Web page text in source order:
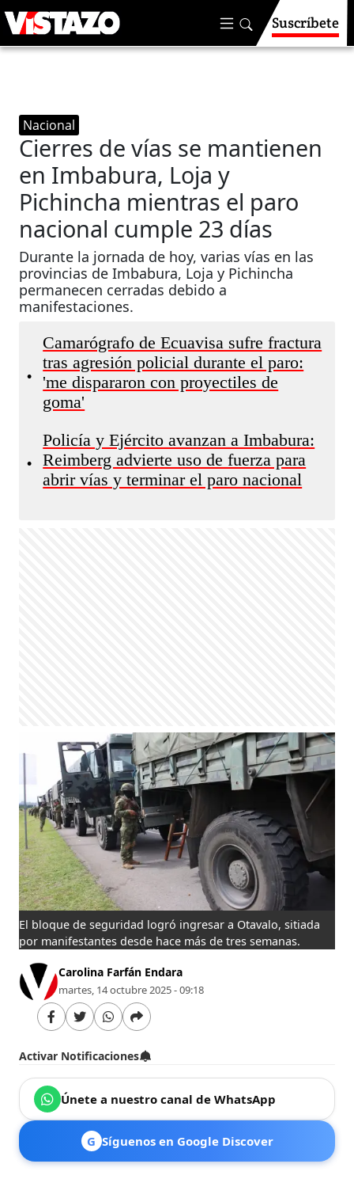
Suscríbete
Nacional
Cierres de vías se mantienen
en Imbabura, Loja y
Pichincha mientras el paro
nacional cumple 23 días
Durante la jornada de hoy, varias vías en las
provincias de Imbabura, Loja y Pichincha
permanecen cerradas debido a
manifestaciones.
•
Camarógrafo de Ecuavisa sufre fractura
tras agresión policial durante el paro:
'me dispararon con proyectiles de
goma'
•
Policía y Ejército avanzan a Imbabura:
Reimberg advierte uso de fuerza para
abrir vías y terminar el paro nacional
El bloque de seguridad logró ingresar a Otavalo, sitiada
por manifestantes desde hace más de tres semanas.
Carolina Farfán Endara
martes, 14 octubre 2025 - 09:18
Activar Notificaciones
Únete a nuestro canal de WhatsApp
G Síguenos en Google Discover